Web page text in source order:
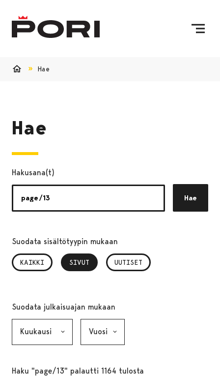
Hae
Hae
Hakusana(t)
Hae
Suodata sisältötyypin mukaan
KAIKKI SIVUT
, VALITTU UUTISET
Suodata julkaisuajan mukaan
Haku "page/13" palautti 1164 tulosta